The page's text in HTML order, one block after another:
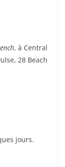
, à Central
28 Beach
jours.